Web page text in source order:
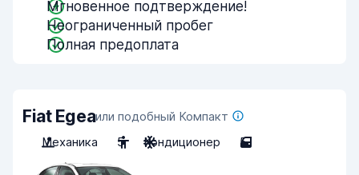
Мгновенное подтверждение!
Неограниченный пробег
Полная предоплата
Fiat Egeaили подобный Компакт
Механика
5 Кондиционер 5